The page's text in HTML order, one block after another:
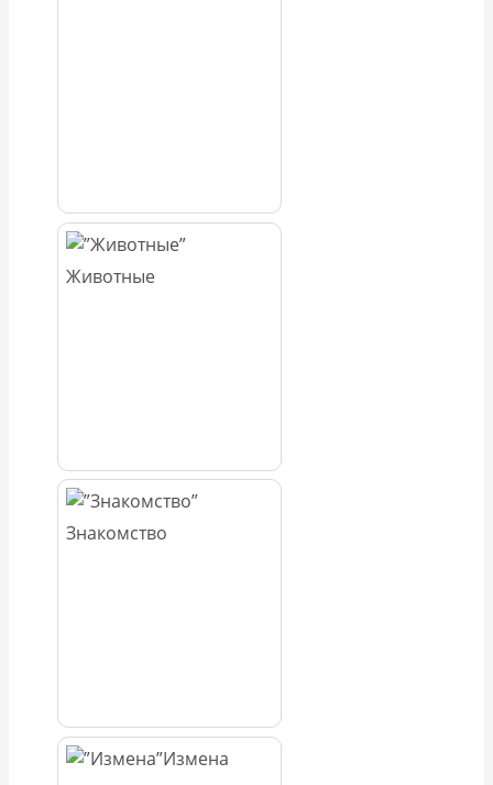
Животные
Знакомство
Измена